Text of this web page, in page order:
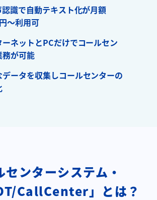
識で自動テキスト化が月額
～利用可
ーネットとPCだけでコールセン
務が可能
ータを収集しコールセンターの
センターシステム・
CallCenter」とは？